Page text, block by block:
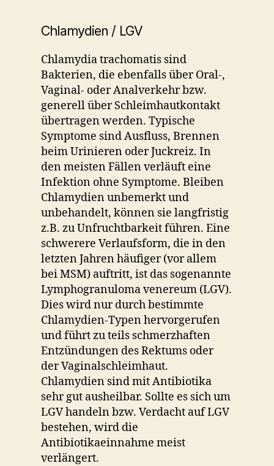
Chlamydien / LGV
Chlamydia trachomatis sind
Bakterien, die ebenfalls über Oral-,
Vaginal- oder Analverkehr bzw.
generell über Schleimhautkontakt
übertragen werden. Typische
Symptome sind Ausfluss, Brennen
beim Urinieren oder Juckreiz. In
den meisten Fällen verläuft eine
Infektion ohne Symptome. Bleiben
Chlamydien unbemerkt und
unbehandelt, können sie langfristig
z.B. zu Unfruchtbarkeit führen. Eine
schwerere Verlaufsform, die in den
letzten Jahren häufiger (vor allem
bei MSM) auftritt, ist das sogenannte
Lymphogranuloma venereum (LGV).
Dies wird nur durch bestimmte
Chlamydien-Typen hervorgerufen
und führt zu teils schmerzhaften
Entzündungen des Rektums oder
der Vaginalschleimhaut.
Chlamydien sind mit Antibiotika
sehr gut ausheilbar. Sollte es sich um
LGV handeln bzw. Verdacht auf LGV
bestehen, wird die
Antibiotikaeinnahme meist
verlängert.